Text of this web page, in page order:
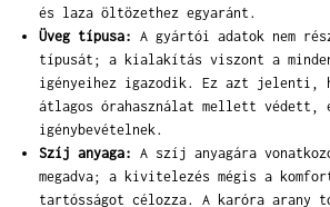
és laza öltözethez egyaránt.
Üveg típusa: A gyártói adatok nem
típusát; a kialakítás viszont a
igényeihez igazodik. Ez azt jelenti,
átlagos órahasználat mellett védett,
igénybevételnek.
Szíj anyaga: A szíj anyagára
megadva; a kivitelezés mégis a
tartósságot célozza. A karóra arany